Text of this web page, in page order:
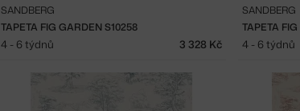
TAPETA FIG GARDEN S10258
SANDBERG
4 - 6 týdnů 3 328 Kč
TAPETA
SANDBERG
4 - 6 týdnů